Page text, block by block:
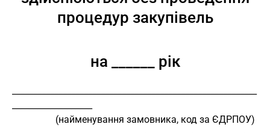
процедур закупівель
на ______ рік
                  (найменування замовника, код за ЄДРПОУ)